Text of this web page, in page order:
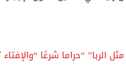
الربا” “حراما شرعًا